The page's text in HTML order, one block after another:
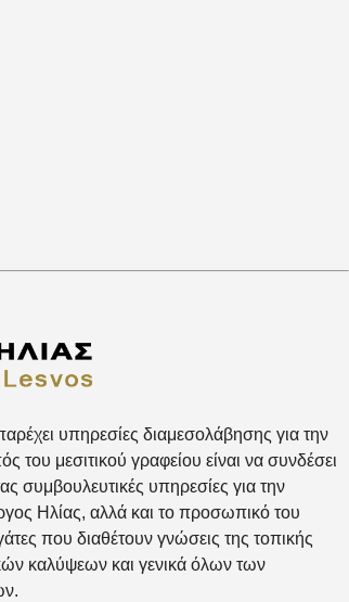
υπηρεσίες διαμεσολάβησης για την
μεσιτικού γραφείου είναι να συνδέσει
συμβουλευτικές υπηρεσίες για την
Ηλίας, αλλά και το προσωπικό του
που διαθέτουν γνώσεις της τοπικής
καλύψεων και γενικά όλων των